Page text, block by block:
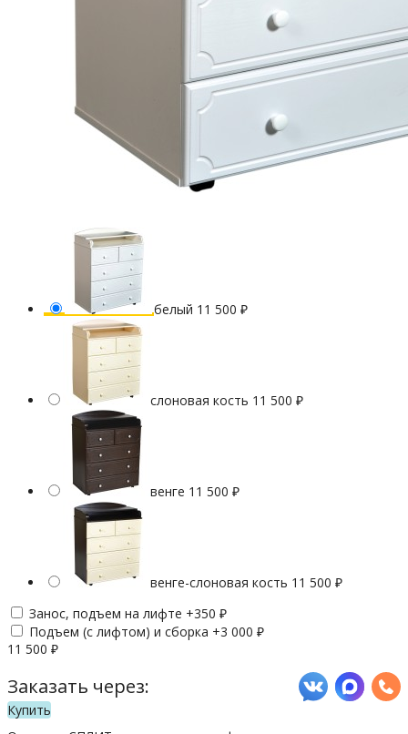
белый 11 500 ₽
слоновая кость 11 500 ₽
венге 11 500 ₽
венге-слоновая кость 11 500 ₽
Занос, подъем на лифте +350 ₽
Подъем (с лифтом) и сборка +3 000 ₽
11 500 ₽
Заказать через:
Купить